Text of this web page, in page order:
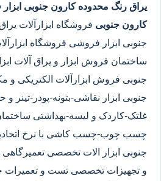
یراق رنگ محدوده کارون جنوبی
کارون جنوبی فروشگاه ابزارآلات
جنوبی ابزار فروشی فروشگاه
ساختمان فروش ابزار و یراق آلات
جنوبی فروش ابزارآلات الکتریکی و
جنوبی ابزار نقاشی-بتونه-پودر-تینر
غلتک-کاردک و لیسه-بهداشتی
چسب چوب-چسب کاشی با نرخ
جنوبی ابزار الات تخصصی تعمیرگاهی
و تجهیزات تخصصی تست و تعمیرات